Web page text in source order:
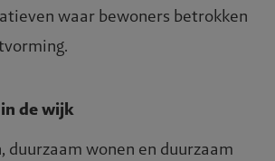
waar bewoners betrokken
de wijk
duurzaam wonen en duurzaam